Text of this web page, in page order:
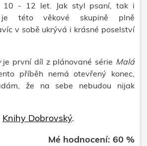
10 - 12 let. Jak styl psaní, tak i
této věkové skupině plně
v sobě ukrývá i krásné poselství
je první díl z plánované série Malá
příběh nemá otevřený konec,
že na sebe nebudou nijak
Knihy Dobrovský.
Mé hodnocení: 60 %